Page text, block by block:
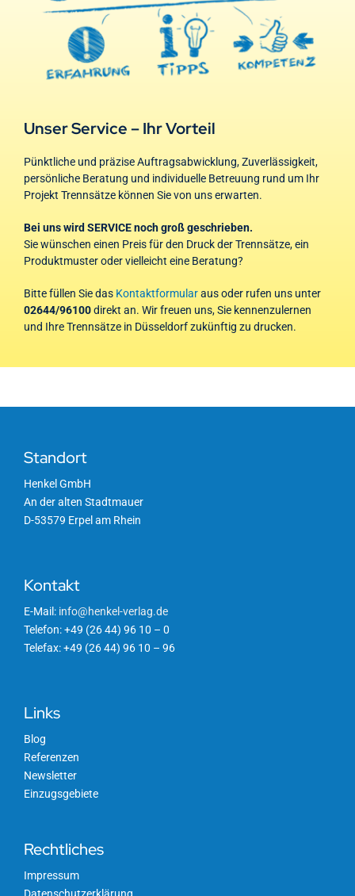
Unser Service – Ihr Vorteil
Pünktliche und präzise Auftragsabwicklung, Zuverlässigkeit,
persönliche Beratung und individuelle Betreuung rund um Ihr
Projekt Trennsätze können Sie von uns erwarten.
Bei uns wird SERVICE noch groß geschrieben.
Sie wünschen einen Preis für den Druck der Trennsätze, ein
Produktmuster oder vielleicht eine Beratung?
Bitte füllen Sie das Kontaktformularaus oder rufen uns unter
02644/96100direkt an. Wir freuen uns, Sie kennenzulernen
und Ihre Trennsätze in Düsseldorf zukünftig zu drucken.
Standort
Henkel GmbH
An der alten Stadtmauer
D-53579 Erpel am Rhein
Kontakt
E-Mail: info@henkel-verlag.de
Telefon: +49 (26 44) 96 10 – 0
Telefax: +49 (26 44) 96 10 – 96
Links
Blog
Referenzen
Newsletter
Einzugsgebiete
Rechtliches
Impressum